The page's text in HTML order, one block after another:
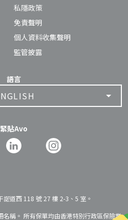
私隱政策
免責聲明
個人資料收集聲明
監管披露
語言
緊貼Avo
道西 118 號 27 樓 2-3、5 室。
稱。 所有保單均由香港特別行政區保險業